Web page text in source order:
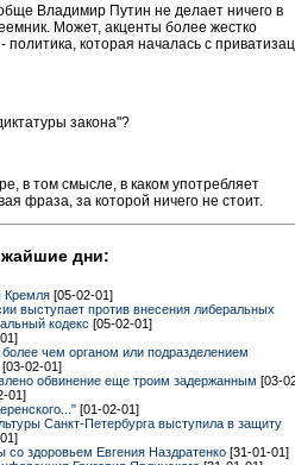
Владимир Путин не делает ничего в
Может, акценты более жестко
политика, которая началась с
закона"?
в том смысле, в каком употребляет
фраза, за которой ничего не стоит.
дни:
Кремля [05-02-01]
выступает против внесения либеральных
кодекс [05-02-01]
более чем органом или подразделением
[03-02-01]
обвинение еще троим задержанным [03-
01]
[01-02-01]
Санкт-Петербурга выступила в защиту
здоровьем Евгения Наздратенко [31-01-01]